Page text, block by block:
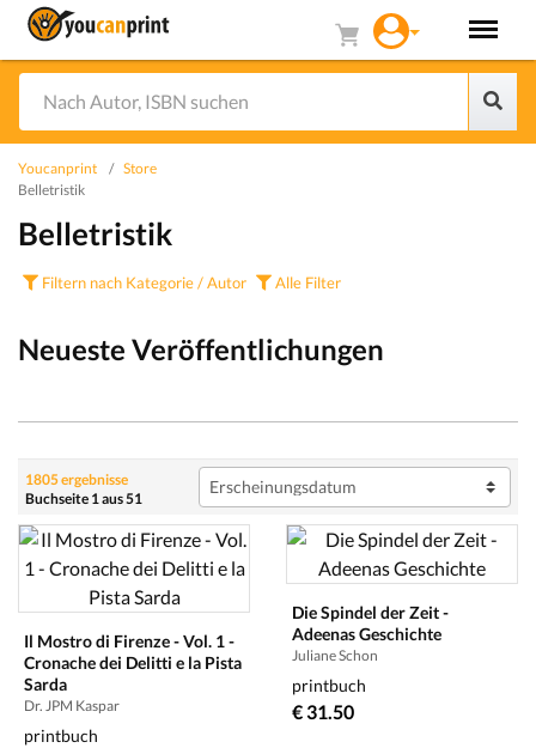
Youcanprint
Store
Belletristik
Belletristik
Filtern nach Kategorie / Autor Alle Filter
Neueste Veröffentlichungen
1805 ergebnisse
Buchseite 1 aus 51
Il Mostro di Firenze - Vol. 1 -
Cronache dei Delitti e la Pista
Sarda
Dr. JPM Kaspar
printbuch
Die Spindel der Zeit -
Adeenas Geschichte
Juliane Schon
printbuch
€ 31.50